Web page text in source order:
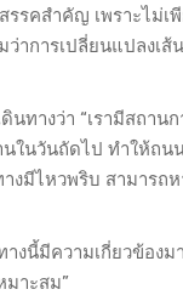
รคสำคัญ เพราะไม่เ
ว่าการเปลี่ยนแปลงเ
นทางว่า “เรามีสถา
ในวันถัดไป ทำให้ถ
งมีไหวพริบ สามารถ
างนี้มีความเกี่ยวข้อง
มาะสม”